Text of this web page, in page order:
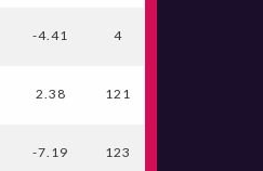
-4.41 4
2.38 121
-7.19 123